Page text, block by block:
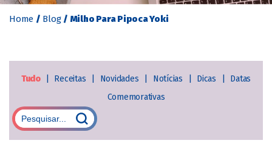
Home / Blog / Milho Para Pipoca Yoki
Tudo Receitas Novidades Notícias Dicas
Datas
Comemorativas